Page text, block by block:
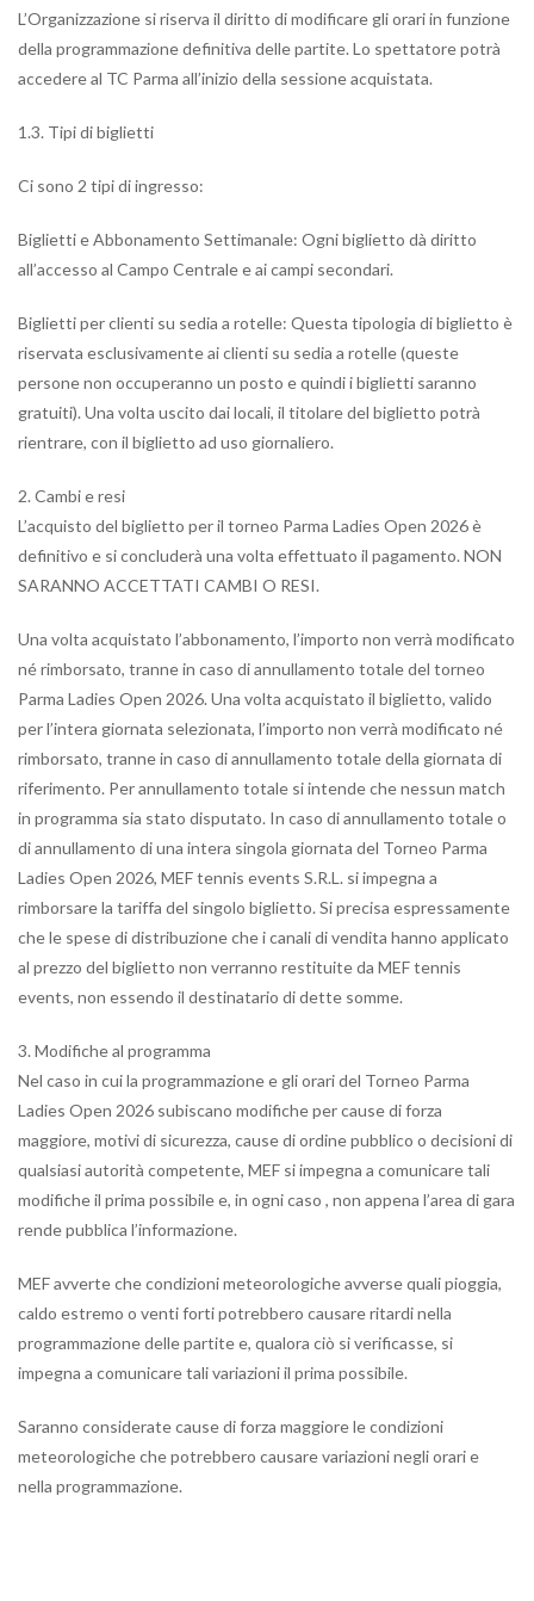
L’Organizzazione si riserva il diritto di modificare gli orari in funzione
della programmazione definitiva delle partite. Lo spettatore potrà
accedere al TC Parma all’inizio della sessione acquistata.
1.3. Tipi di biglietti
Ci sono 2 tipi di ingresso:
Biglietti e Abbonamento Settimanale: Ogni biglietto dà diritto
all’accesso al Campo Centrale e ai campi secondari.
Biglietti per clienti su sedia a rotelle: Questa tipologia di biglietto è
riservata esclusivamente ai clienti su sedia a rotelle (queste
persone non occuperanno un posto e quindi i biglietti saranno
gratuiti). Una volta uscito dai locali, il titolare del biglietto potrà
rientrare, con il biglietto ad uso giornaliero.
2. Cambi e resi
L’acquisto del biglietto per il torneo Parma Ladies Open 2026 è
definitivo e si concluderà una volta effettuato il pagamento. NON
SARANNO ACCETTATI CAMBI O RESI.
Una volta acquistato l’abbonamento, l’importo non verrà modificato
né rimborsato, tranne in caso di annullamento totale del torneo
Parma Ladies Open 2026. Una volta acquistato il biglietto, valido
per l’intera giornata selezionata, l’importo non verrà modificato né
rimborsato, tranne in caso di annullamento totale della giornata di
riferimento. Per annullamento totale si intende che nessun match
in programma sia stato disputato. In caso di annullamento totale o
di annullamento di una intera singola giornata del Torneo Parma
Ladies Open 2026, MEF tennis events S.R.L. si impegna a
rimborsare la tariffa del singolo biglietto. Si precisa espressamente
che le spese di distribuzione che i canali di vendita hanno applicato
al prezzo del biglietto non verranno restituite da MEF tennis
events, non essendo il destinatario di dette somme.
3. Modifiche al programma
Nel caso in cui la programmazione e gli orari del Torneo Parma
Ladies Open 2026 subiscano modifiche per cause di forza
maggiore, motivi di sicurezza, cause di ordine pubblico o decisioni di
qualsiasi autorità competente, MEF si impegna a comunicare tali
modifiche il prima possibile e, in ogni caso , non appena l’area di gara
rende pubblica l’informazione.
MEF avverte che condizioni meteorologiche avverse quali pioggia,
caldo estremo o venti forti potrebbero causare ritardi nella
programmazione delle partite e, qualora ciò si verificasse, si
impegna a comunicare tali variazioni il prima possibile.
Saranno considerate cause di forza maggiore le condizioni
meteorologiche che potrebbero causare variazioni negli orari e
nella programmazione.